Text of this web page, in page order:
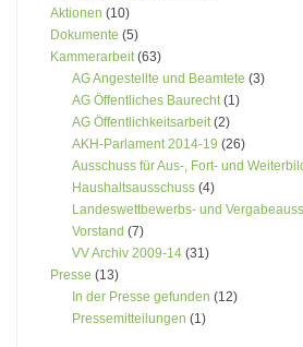
Aktionen (10)
Dokumente (5)
Kammerarbeit(63)
AG Angestellte und Beamtete (3)
AG Öffentliches Baurecht(1)
AG Öffentlichkeitsarbeit(2)
AKH-Parlament 2014-19 (26)
Ausschuss für Aus-, Fort- und
Haushaltsausschuss (4)
Landeswettbewerbs- und
Vorstand (7)
VV Archiv 2009-14 (31)
Presse (13)
In der Presse gefunden (12)
Pressemitteilungen (1)